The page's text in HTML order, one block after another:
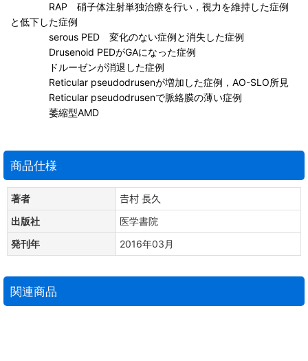
RAP 硝子体注射単独治療を行い，視力を維持した症例
と低下した症例
serous PED 変化のない症例と消失した症例
Drusenoid PEDがGAになった症例
ドルーゼンが消退した症例
Reticular pseudodrusenが増加した症例，AO-SLO所見
Reticular pseudodrusenで脈絡膜の薄い症例
萎縮型AMD
商品仕様
著者
𠮷村 長久
出版社
医学書院
発刊年
2016年03月
関連商品